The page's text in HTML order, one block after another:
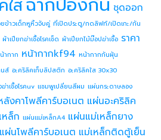
ใส
ชุดออก
ข้าวเด็กหูหิ้วจับคู่ ที่เปิดประตู/กดลิฟท์/เปิดเกะ/กัน
ผ้าเปียกฆ่าเชื้อโรคเช็ด ผ้าเปียกไม้ม๊อปฆ่าเชื้อ ราคา
ากาก หน้ากากkf94 หน้ากากกันฝุ่น
นส์ อะคริลิคเก็บลิปสติก อะคริลิคใส 30x30
ฆ่าเชื้อโรคuv แชมพูเปลี่ยนสีผม แผ่นกระดาษลอง
งคาโพลีคาร์บอเนต แผ่นอะคริลิค
หล็ก แผ่นแม่เหล็กA4 แผ่นแม่เหล็กยาง
แผ่นโพลีคาร์บอเนต แม่เหล็กติดตู้เย็น